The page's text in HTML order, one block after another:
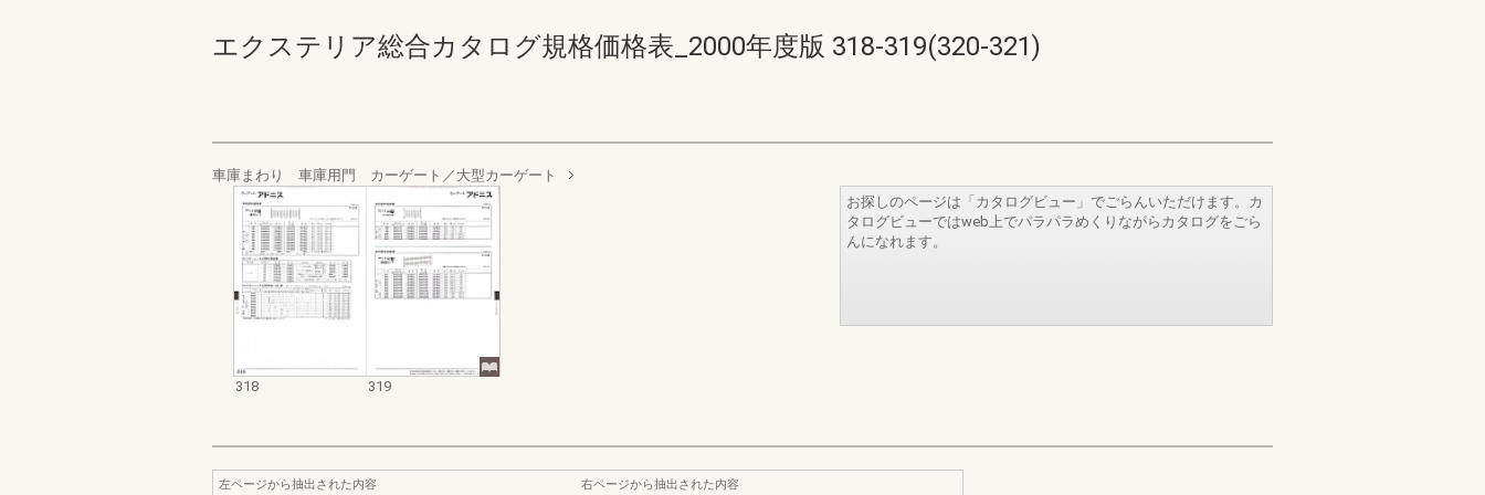
エクステリア総合カタログ規格価格表_2000年度版 318-319(320-321)
車庫まわり 車庫用門 カーゲート／大型カーゲート
318 319
お探しのページは「カタログビュー」でごらんいただけます。カ
タログビューではweb上でパラパラめくりながらカタログをごら
んになれます。
左ページから抽出された内容
右ページから抽出された内容